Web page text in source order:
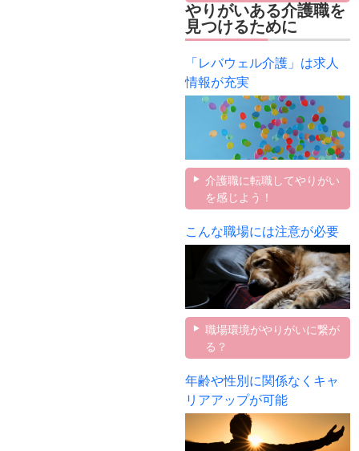
やりがいある介護職を
見つけるために
「レバウェル介護」は求人
情報が充実
介護職に転職してやりがい
を感じよう！
こんな職場には注意が必要
職場環境がやりがいに繋が
る？
年齢や性別に関係なくキャ
リアアップが可能